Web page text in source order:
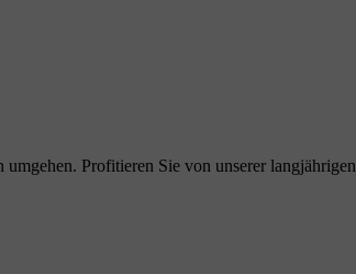
Profitieren Sie von unserer